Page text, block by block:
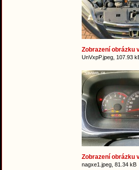
Zobrazení obrázku
UnVxpP.jpeg, 107.93
Zobrazení obrázku
nagxe1.jpeg, 81.34 kB